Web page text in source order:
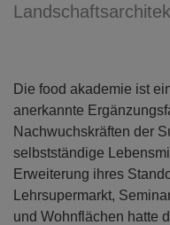
Die food akademie ist
anerkannte
Nachwuchskräften der
selbstständige
Erweiterung ihres
Lehrsupermarkt,
und Wohnflächen hatte